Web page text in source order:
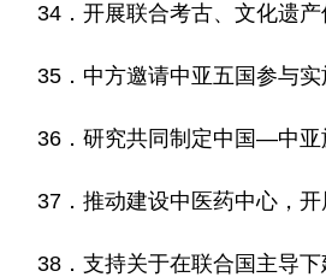
34．开展联合考古、文化遗
35．中方邀请中亚五国参与实
36．研究共同制定中国—中亚
37．推动建设中医药中心，开
38．支持关于在联合国主导